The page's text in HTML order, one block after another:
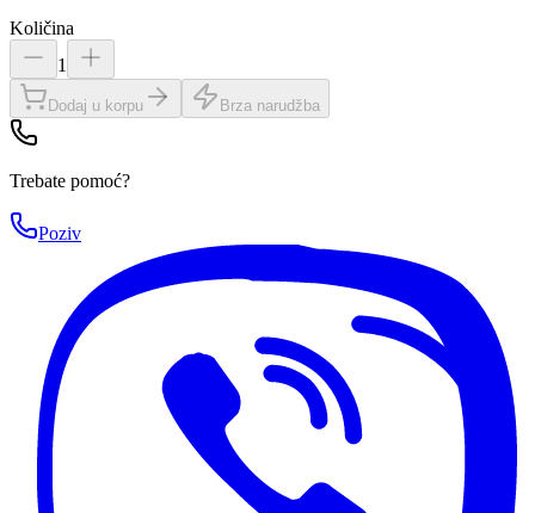
Količina
1
Dodaj u korpu Brza narudžba
Trebate pomoć?
Poziv